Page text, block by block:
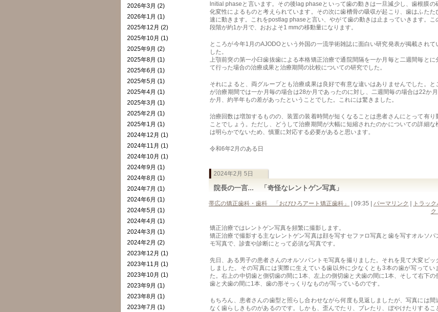
lnitial phaseと言います。その後lag phaseといって歯の動きは一旦減少し、歯根膜の
化変性によるものと考えられています。その次に歯槽骨の吸収が起こり、歯はふたた
速に動きます。これをpostlag phaseと言い、やがて歯の動きは止まっていきます。こ
段階が約1か月で、おおよそ1 mmの移動量になります。
ところが今年1月のAJODOという外国の一流学術雑誌に面白い研究発表が掲載されて
した。
上顎前突の第一小臼歯抜歯による本格矯正治療で通院間隔を一か月毎と二週間毎とに
て行った場合の治療成果と治療期間の比較についての研究でした。
それによると、両グループとも治療成果は良好で有意な違いはありませんでした。と
が治療期間では一か月毎の場合は28か月であったのに対し、二週間毎の場合は22か
か月、約半年もの差があったということでした。これには驚きました。
治療回数は増加するものの、装置の装着時間が短くなることは患者さんにとって有り
ことでしょう。ただし、どうして治療期間が大幅に短縮されたのかについての詳細な
は明らかでないため、慎重に対応する必要があると思います。
令和6年2月のある日
2024年2月 5日
院長の一言... 「奇怪なレントゲン写真」
帯広の矯正歯科・歯科 「おびひろアート矯正歯科」 | 09:35 パーマリンク
トラッ
ク
矯正治療ではレントゲン写真を頻繁に撮影します。
矯正治療で撮影する主なレントゲン写真は顔を写すセファロ写真と歯を写すオルソパ
モ写真で、診査や診断にとって必須な写真です。
先日、ある男子の患者さんのオルソパントモ写真を撮りました。それを見て大変ビッ
しました。その写真には実際に生えている歯以外に少なくとも3本の歯が写ってい
た。右上の中切歯と側切歯の間に1本、左上の側切歯と犬歯の間に1本、そして右下の
歯と犬歯の間に1本、歯の形そっくりなものが写っているのです。
もちろん、患者さんの歯型と照らし合わせながら何度も見返しましたが、写真には間
なく歯らしきものがあるのです。しかも、歪んでたり、ブレたり、ぼやけたりするこ
2026年3月 (2)
2026年1月 (1)
2025年12月 (2)
2025年10月 (1)
2025年9月 (2)
2025年8月 (1)
2025年6月 (1)
2025年5月 (1)
2025年4月 (1)
2025年3月 (1)
2025年2月 (1)
2025年1月 (1)
2024年12月 (1)
2024年11月 (1)
2024年10月 (1)
2024年9月 (1)
2024年8月 (1)
2024年7月 (1)
2024年6月 (1)
2024年5月 (1)
2024年4月 (1)
2024年3月 (1)
2024年2月 (2)
2023年12月 (1)
2023年11月 (1)
2023年10月 (1)
2023年9月 (1)
2023年8月 (1)
2023年7月 (1)